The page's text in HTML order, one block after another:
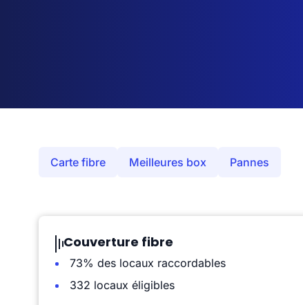
Carte fibre Meilleures box Pannes
Couverture fibre
73% des locaux raccordables
332 locaux éligibles